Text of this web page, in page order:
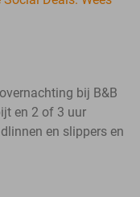
bij B&B
en 2 of 3 uur
en slippers en